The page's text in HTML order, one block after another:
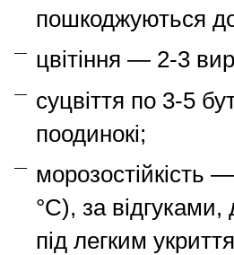
пошкоджуються
цвітіння — 2-3
суцвіття по 3-5
поодинокі;
морозостійкість
°C), за
під легким